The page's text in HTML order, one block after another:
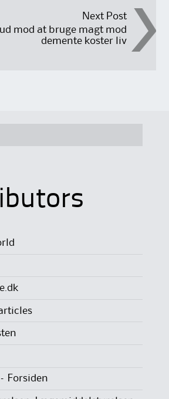
Next Post
mod at bruge magt mod
demente koster liv
Forsiden